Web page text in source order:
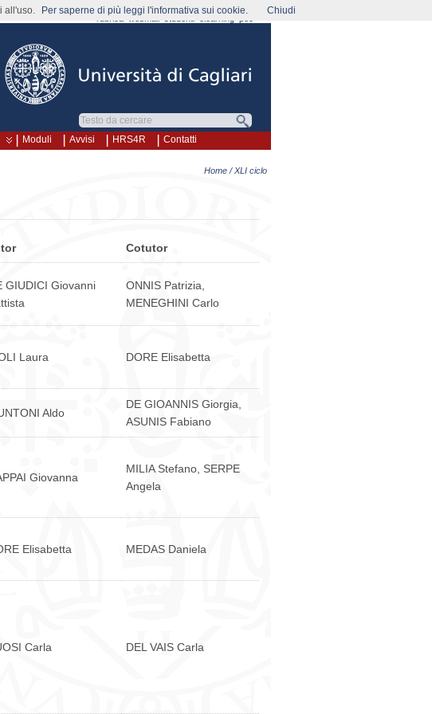
rubrica webmail
Moduli Avvisi HRS4R Contatti
Home / XLI ciclo
Cotutor
GIUDICI Giovanni
ONNIS Patrizia,
MENEGHINI Carlo
Laura DORE Elisabetta
Aldo
DE GIOANNIS Giorgia,
ASUNIS Fabiano
Giovanna
MILIA Stefano, SERPE
Angela
Elisabetta MEDAS Daniela
Carla DEL VAIS Carla
all'uso. Per saperne di più leggi l'informativa sui cookie. Chiudi